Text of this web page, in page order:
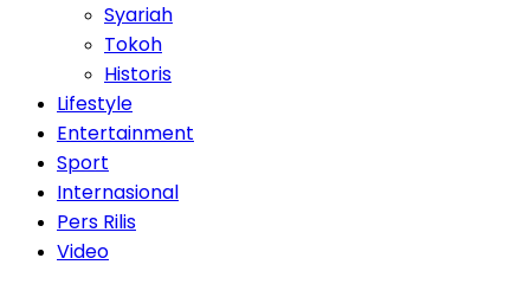
Syariah
Tokoh
Historis
Lifestyle
Entertainment
Sport
Internasional
Pers Rilis
Video